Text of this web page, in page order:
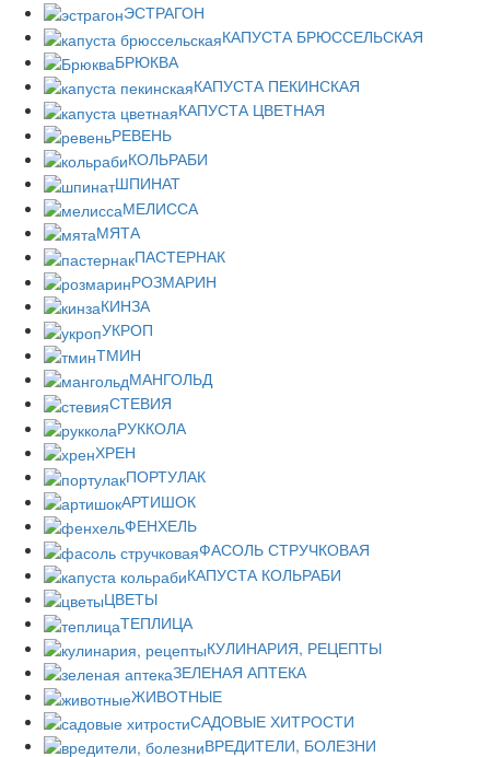
ЭСТРАГОН
КАПУСТА БРЮССЕЛЬСКАЯ
БРЮКВА
КАПУСТА ПЕКИНСКАЯ
КАПУСТА ЦВЕТНАЯ
РЕВЕНЬ
КОЛЬРАБИ
ШПИНАТ
МЕЛИССА
МЯТА
ПАСТЕРНАК
РОЗМАРИН
КИНЗА
УКРОП
ТМИН
МАНГОЛЬД
СТЕВИЯ
РУККОЛА
ХРЕН
ПОРТУЛАК
АРТИШОК
ФЕНХЕЛЬ
ФАСОЛЬ СТРУЧКОВАЯ
КАПУСТА КОЛЬРАБИ
ЦВЕТЫ
ТЕПЛИЦА
КУЛИНАРИЯ, РЕЦЕПТЫ
ЗЕЛЕНАЯ АПТЕКА
ЖИВОТНЫЕ
САДОВЫЕ ХИТРОСТИ
ВРЕДИТЕЛИ, БОЛЕЗНИ